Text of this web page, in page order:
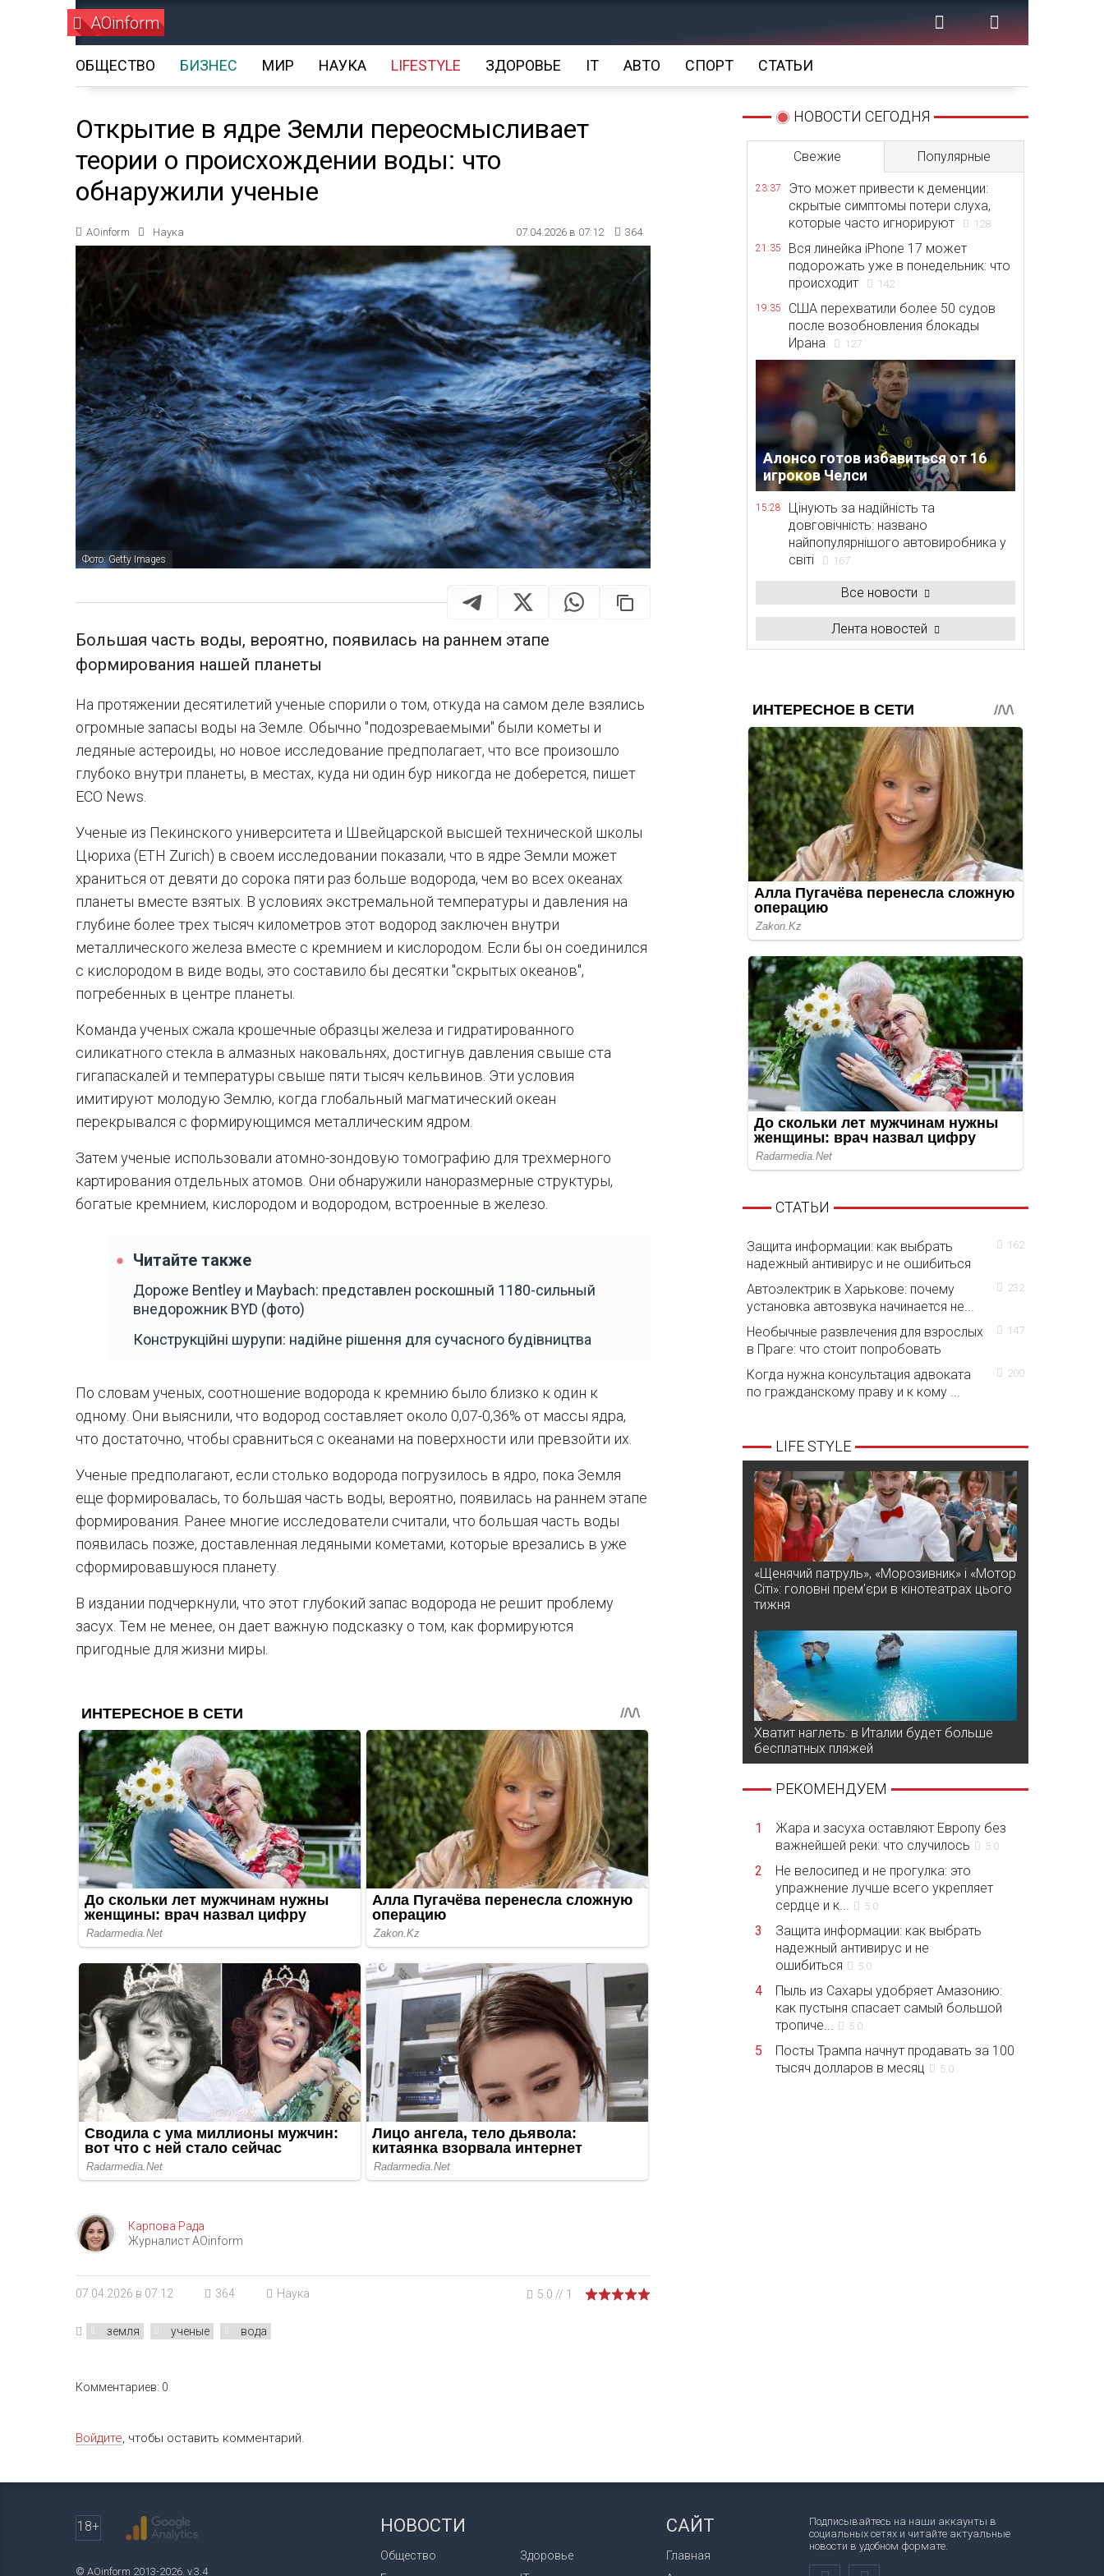
AOinform
ОБЩЕСТВО БИЗНЕС МИР НАУКА LIFESTYLE ЗДОРОВЬЕ IT АВТО СПОРТ СТАТЬИ
Открытие в ядре Земли переосмысливает
теории о происхождении воды: что
обнаружили ученые
AOinform Наука 07.04.2026 в 07:12 364
Фото: Getty Images
Большая часть воды, вероятно, появилась на раннем этапе
формирования нашей планеты
На протяжении десятилетий ученые спорили о том, откуда на самом деле взялись
огромные запасы воды на Земле. Обычно "подозреваемыми" были кометы и
ледяные астероиды, но новое исследование предполагает, что все произошло
глубоко внутри планеты, в местах, куда ни один бур никогда не доберется, пишет
ECO News.
Ученые из Пекинского университета и Швейцарской высшей технической школы
Цюриха (ETH Zurich) в своем исследовании показали, что в ядре Земли может
храниться от девяти до сорока пяти раз больше водорода, чем во всех океанах
планеты вместе взятых. В условиях экстремальной температуры и давления на
глубине более трех тысяч километров этот водород заключен внутри
металлического железа вместе с кремнием и кислородом. Если бы он соединился
с кислородом в виде воды, это составило бы десятки "скрытых океанов",
погребенных в центре планеты.
Команда ученых сжала крошечные образцы железа и гидратированного
силикатного стекла в алмазных наковальнях, достигнув давления свыше ста
гигапаскалей и температуры свыше пяти тысяч кельвинов. Эти условия
имитируют молодую Землю, когда глобальный магматический океан
перекрывался с формирующимся металлическим ядром.
Затем ученые использовали атомно-зондовую томографию для трехмерного
картирования отдельных атомов. Они обнаружили наноразмерные структуры,
богатые кремнием, кислородом и водородом, встроенные в железо.
Читайте также
Дороже Bentley и Maybach: представлен роскошный 1180-сильный
внедорожник BYD (фото)
Конструкційні шурупи: надійне рішення для сучасного будівництва
По словам ученых, соотношение водорода к кремнию было близко к один к
одному. Они выяснили, что водород составляет около 0,07-0,36% от массы ядра,
что достаточно, чтобы сравниться с океанами на поверхности или превзойти их.
Ученые предполагают, если столько водорода погрузилось в ядро, пока Земля
еще формировалась, то большая часть воды, вероятно, появилась на раннем этапе
формирования. Ранее многие исследователи считали, что большая часть воды
появилась позже, доставленная ледяными кометами, которые врезались в уже
сформировавшуюся планету.
В издании подчеркнули, что этот глубокий запас водорода не решит проблему
засух. Тем не менее, он дает важную подсказку о том, как формируются
пригодные для жизни миры.
Карпова Рада
Журналист AOinform
07.04.2026 в 07:12 364 Наука 5.0 // 1
земля ученые вода
Комментариев: 0
Войдите, чтобы оставить комментарий.
НОВОСТИ СЕГОДНЯ
Свежие Популярные
23:37
Это может привести к деменции:
скрытые симптомы потери слуха,
которые часто игнорируют
128
21:35
Вся линейка iPhone 17 может
подорожать уже в понедельник: что
происходит
142
19:35
США перехватили более 50 судов
после возобновления блокады
Ирана
127
Алонсо готов избавиться от 16
игроков Челси
15:28
Цінують за надійність та
довговічність: названо
найпопулярнішого автовиробника у
світі
167
Все новости
Лента новостей
СТАТЬИ
Защита информации: как выбрать
надежный антивирус и не ошибиться
162
Автоэлектрик в Харькове: почему
установка автозвука начинается не...
232
Необычные развлечения для взрослых
в Праге: что стоит попробовать
147
Когда нужна консультация адвоката
по гражданскому праву и к кому ...
200
LIFE STYLE
«Щенячий патруль», «Морозивник» і «Мотор
Сіті»: головні прем'єри в кінотеатрах цього
тижня
Хватит наглеть: в Италии будет больше
бесплатных пляжей
РЕКОМЕНДУЕМ
1
Жара и засуха оставляют Европу без
важнейшей реки: что случилось
5.0
2
Не велосипед и не прогулка: это
упражнение лучше всего укрепляет
сердце и к...
5.0
3
Защита информации: как выбрать
надежный антивирус и не
ошибиться
5.0
4
Пыль из Сахары удобряет Амазонию:
как пустыня спасает самый большой
тропиче...
5.0
5
Посты Трампа начнут продавать за 100
тысяч долларов в месяц
5.0
18+
© AOinform 2013-2026. v.3.4
НОВОСТИ
Общество
Здоровье
САЙТ
Главная
Подписывайтесь на наши аккаунты в
социальных сетях и читайте актуальные
новости в удобном формате.